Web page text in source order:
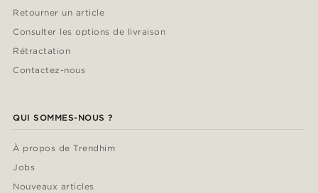
Retourner un article
Consulter les options de livraison
Rétractation
Contactez-nous
QUI SOMMES-NOUS ?
À propos de Trendhim
Jobs
Nouveaux articles